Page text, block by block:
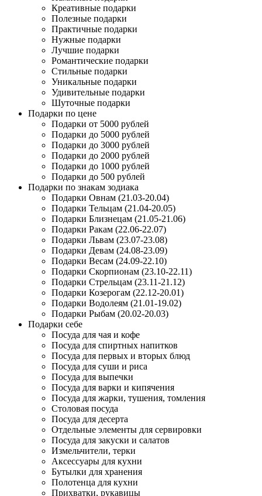
Креативные подарки
Полезные подарки
Практичные подарки
Нужные подарки
Лучшие подарки
Романтические подарки
Стильные подарки
Уникальные подарки
Удивительные подарки
Шуточные подарки
Подарки по цене
Подарки от 5000 рублей
Подарки до 5000 рублей
Подарки до 3000 рублей
Подарки до 2000 рублей
Подарки до 1000 рублей
Подарки до 500 рублей
Подарки по знакам зодиака
Подарки Овнам (21.03-20.04)
Подарки Тельцам (21.04-20.05)
Подарки Близнецам (21.05-21.06)
Подарки Ракам (22.06-22.07)
Подарки Львам (23.07-23.08)
Подарки Девам (24.08-23.09)
Подарки Весам (24.09-22.10)
Подарки Скорпионам (23.10-22.11)
Подарки Стрельцам (23.11-21.12)
Подарки Козерогам (22.12-20.01)
Подарки Водолеям (21.01-19.02)
Подарки Рыбам (20.02-20.03)
Подарки себе
Посуда для чая и кофе
Посуда для спиртных напитков
Посуда для первых и вторых блюд
Посуда для суши и риса
Посуда для выпечки
Посуда для варки и кипячения
Посуда для жарки, тушения, томления
Столовая посуда
Посуда для десерта
Отдельные элементы для сервировки
Посуда для закуски и салатов
Измельчители, терки
Аксессуары для кухни
Бутылки для хранения
Полотенца для кухни
Прихватки, рукавицы